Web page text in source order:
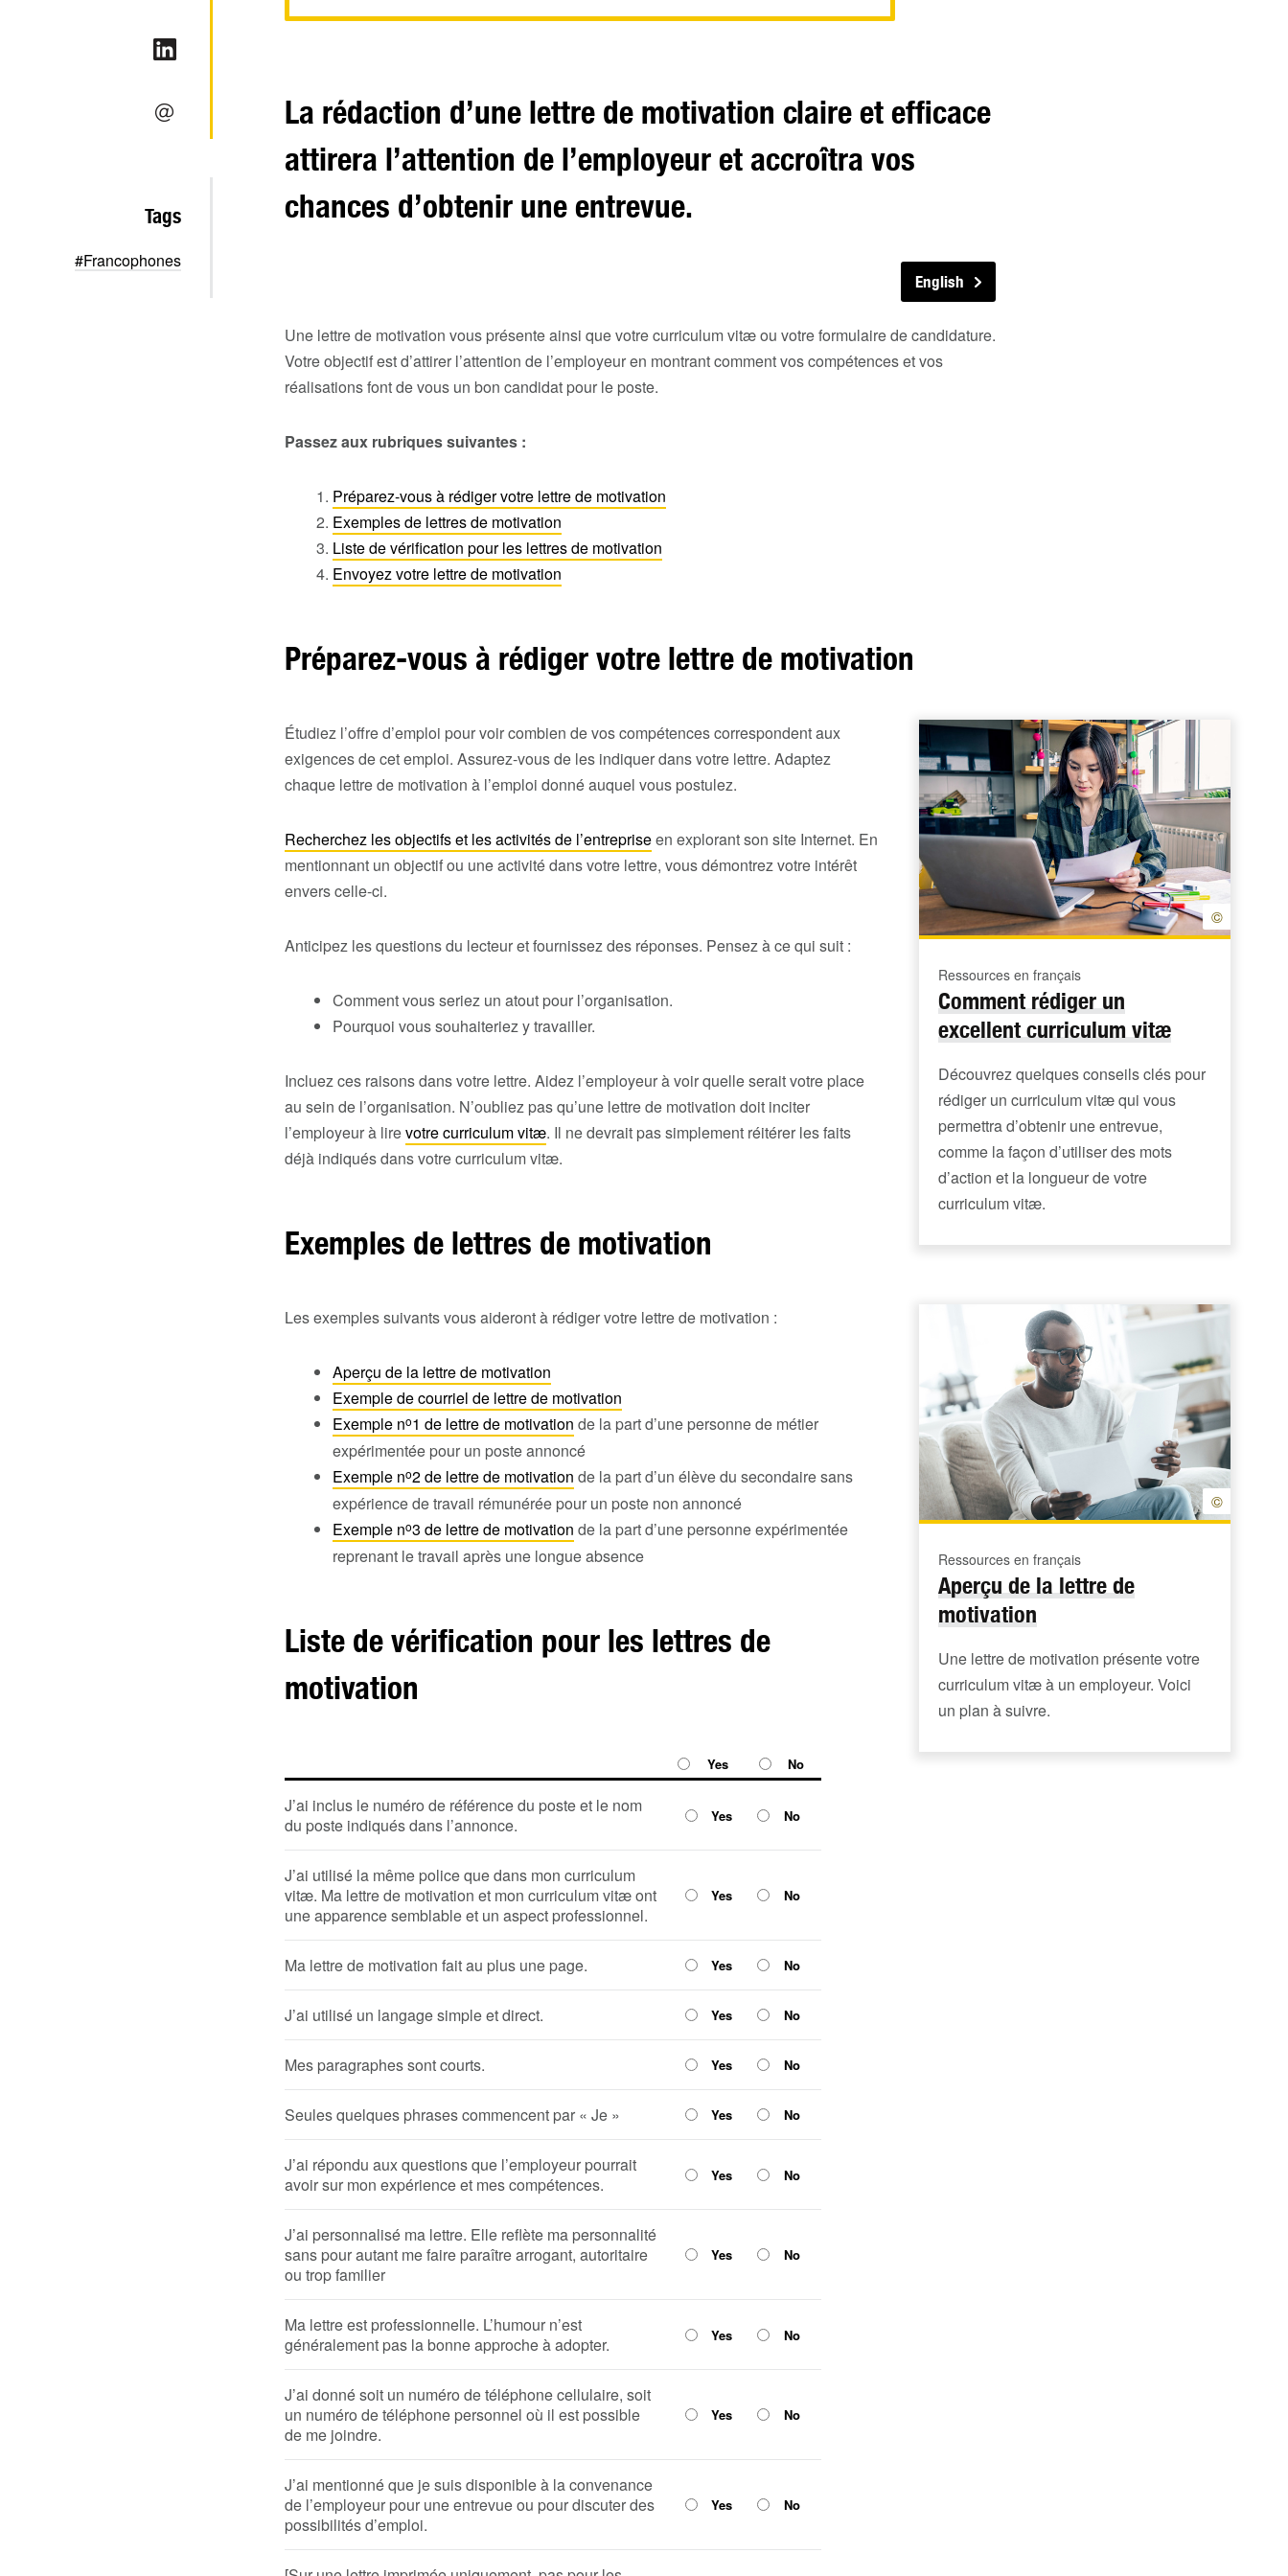
Tags
#Francophones
La rédaction d’une lettre de motivation claire et efficace
attirera l’attention de l’employeur et accroîtra vos
chances d’obtenir une entrevue.
English
Une lettre de motivation vous présente ainsi que votre curriculum vitæ ou votre formulaire de candidature.
Votre objectif est d’attirer l’attention de l’employeur en montrant comment vos compétences et vos
réalisations font de vous un bon candidat pour le poste.
Passez aux rubriques suivantes :
Préparez-vous à rédiger votre lettre de motivation
Exemples de lettres de motivation
Liste de vérification pour les lettres de motivation
Envoyez votre lettre de motivation
Préparez-vous à rédiger votre lettre de motivation
©
Ressources en français
Comment rédiger un
excellent curriculum vitæ
Découvrez quelques conseils clés pour
rédiger un curriculum vitæ qui vous
permettra d’obtenir une entrevue,
comme la façon d’utiliser des mots
d’action et la longueur de votre
curriculum vitæ.
Étudiez l’offre d’emploi pour voir combien de vos compétences correspondent aux
exigences de cet emploi. Assurez-vous de les indiquer dans votre lettre. Adaptez
chaque lettre de motivation à l’emploi donné auquel vous postulez.
Recherchez les objectifs et les activités de l’entrepriseen explorant son site Internet. En
mentionnant un objectif ou une activité dans votre lettre, vous démontrez votre intérêt
envers celle-ci.
Anticipez les questions du lecteur et fournissez des réponses. Pensez à ce qui suit :
Comment vous seriez un atout pour l’organisation.
Pourquoi vous souhaiteriez y travailler.
Incluez ces raisons dans votre lettre. Aidez l’employeur à voir quelle serait votre place
au sein de l’organisation. N’oubliez pas qu’une lettre de motivation doit inciter
l’employeur à lirevotre curriculum vitæ. Il ne devrait pas simplement réitérer les faits
déjà indiqués dans votre curriculum vitæ.
Exemples de lettres de motivation
©
Ressources en français
Aperçu de la lettre de
motivation
Une lettre de motivation présente votre
curriculum vitæ à un employeur. Voici
un plan à suivre.
Les exemples suivants vous aideront à rédiger votre lettre de motivation :
Aperçu de la lettre de motivation
Exemple de courriel de lettre de motivation
Exemple no1 de lettre de motivation de la part d’une personne de métier
expérimentée pour un poste annoncé
Exemple no2 de lettre de motivation de la part d’un élève du secondaire sans
expérience de travail rémunérée pour un poste non annoncé
Exemple no3 de lettre de motivation de la part d’une personne expérimentée
reprenant le travail après une longue absence
Liste de vérification pour les lettres de
motivation
Yes No
J’ai inclus le numéro de référence du poste et le nom
du poste indiqués dans l’annonce.
Yes No
J’ai utilisé la même police que dans mon curriculum
vitæ. Ma lettre de motivation et mon curriculum vitæ ont
une apparence semblable et un aspect professionnel.
Yes No
Ma lettre de motivation fait au plus une page. Yes No
J’ai utilisé un langage simple et direct. Yes No
Mes paragraphes sont courts. Yes No
Seules quelques phrases commencent par « Je » Yes No
J’ai répondu aux questions que l’employeur pourrait
avoir sur mon expérience et mes compétences.
Yes No
J’ai personnalisé ma lettre. Elle reflète ma personnalité
sans pour autant me faire paraître arrogant, autoritaire
ou trop familier
Yes No
Ma lettre est professionnelle. L’humour n’est
généralement pas la bonne approche à adopter.
Yes No
J’ai donné soit un numéro de téléphone cellulaire, soit
un numéro de téléphone personnel où il est possible
de me joindre.
Yes No
J’ai mentionné que je suis disponible à la convenance
de l’employeur pour une entrevue ou pour discuter des
possibilités d’emploi.
Yes No